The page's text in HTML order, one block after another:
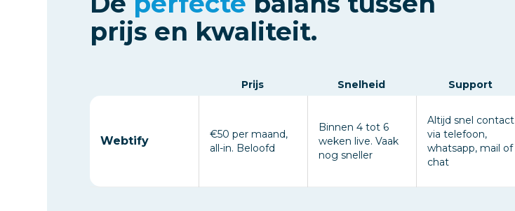
prijs en kwaliteit.
Prijs Snelheid Support
Webtify
€50 per maand,
all-in. Beloofd
Binnen 4 tot 6
weken live. Vaak
nog sneller
Altijd snel contact
via telefoon,
whatsapp, mail of
chat